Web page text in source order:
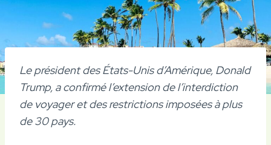
Le président des États-Unis d’Amérique, Donald
Trump, a confirmé l’extension de l’interdiction
de voyager et des restrictions imposées à plus
de 30 pays.